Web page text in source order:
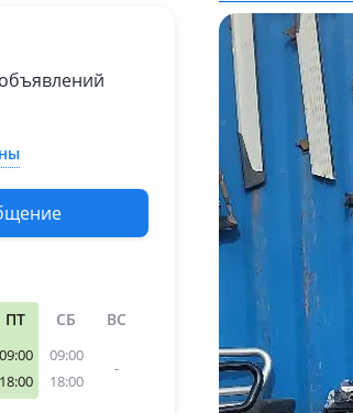
ПТ
09:00
18:00
СБ
09:00
18:00
ВС
-